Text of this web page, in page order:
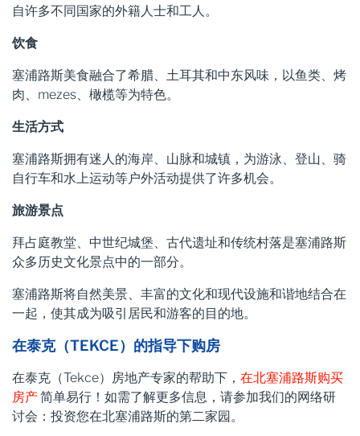
自许多不同国家的外籍人士和工人。
饮食
塞浦路斯美食融合了希腊、土耳其和中东风味，以鱼类、烤
肉、mezes、橄榄等为特色。
生活方式
塞浦路斯拥有迷人的海岸、山脉和城镇，为游泳、登山、骑
自行车和水上运动等户外活动提供了许多机会。
旅游景点
拜占庭教堂、中世纪城堡、古代遗址和传统村落是塞浦路斯
众多历史文化景点中的一部分。
塞浦路斯将自然美景、丰富的文化和现代设施和谐地结合在
一起，使其成为吸引居民和游客的目的地。
在泰克（TEKCE）的指导下购房
在泰克（Tekce）房地产专家的帮助下， 在北塞浦路斯购买
房产简单易行！如需了解更多信息，请参加我们的网络研
讨会：投资您在北塞浦路斯的第二家园。